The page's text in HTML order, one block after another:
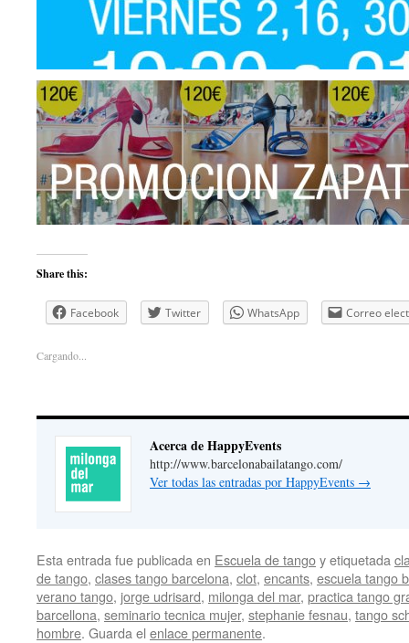
Share this:
Facebook Twitter WhatsApp Correo
Cargando...
Acerca de HappyEvents
http://www.barcelonabailatango.com/
Ver todas las entradas por HappyEvents →
Esta entrada fue publicada en Escuela de tangoy etiquetada
de tango, clases tango barcelona, clot, encants, escuela tango
verano tango, jorge udrisard, milonga del mar, practica tango
barcellona, seminario tecnica mujer, stephanie fesnau, tango
hombre. Guarda el enlace permanente.